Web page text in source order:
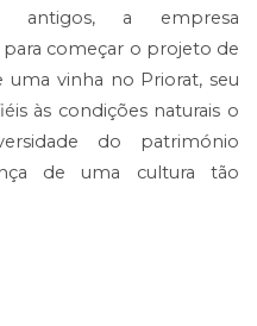
antigos, a empresa
começar o projeto de
uma vinha no Priorat, seu
às condições naturais o
do património
de uma cultura tão